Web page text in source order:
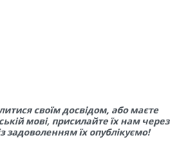
своїм досвідом, або маєте
мові, присилайте їх нам через
задоволенням їх опублікуємо!